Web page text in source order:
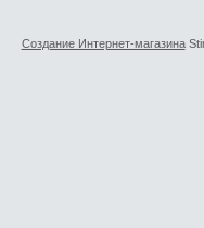
Создание Интернет-магазина